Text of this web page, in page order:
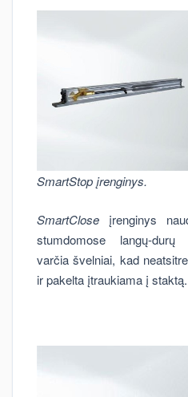
SmartStop įrenginys.
SmartClose įrenginys
stumdomose langų-durų
varčia švelniai, kad
ir pakelta įtraukiama į staktą.